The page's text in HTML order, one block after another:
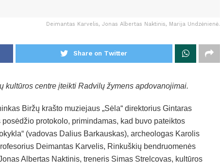
Deimantas Karvelis, Jonas Albertas Naktinis, Marija Undzėnienė.
Share on Twitter
kultūros centre įteikti Radvilų žymens apdovanojimai.
Biržų krašto muziejaus „Sėla“ direktorius Gintaras
protokolo, primindamas, kad buvo pateiktos
(vadovas Dalius Barkauskas), archeologas Karolis
Deimantas Karvelis, Rinkuškių bendruomenės
Albertas Naktinis, treneris Simas Strelcovas, kultūros